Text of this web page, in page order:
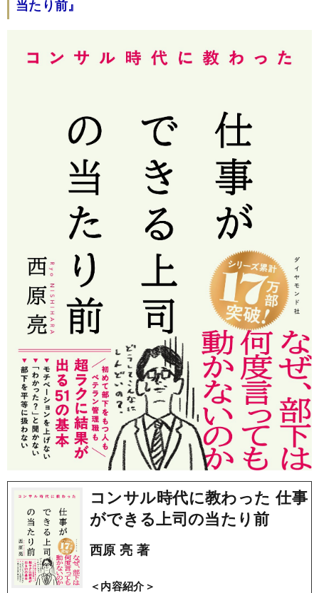
当たり前』
コンサル時代に教わった 仕事
ができる上司の当たり前
西原 亮 著
＜内容紹介＞